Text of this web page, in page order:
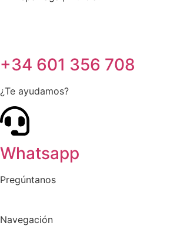
+34 601 356 708
¿Te ayudamos?
Whatsapp
Pregúntanos
Navegación